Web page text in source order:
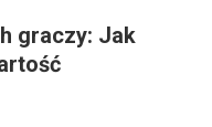
graczy: Jak